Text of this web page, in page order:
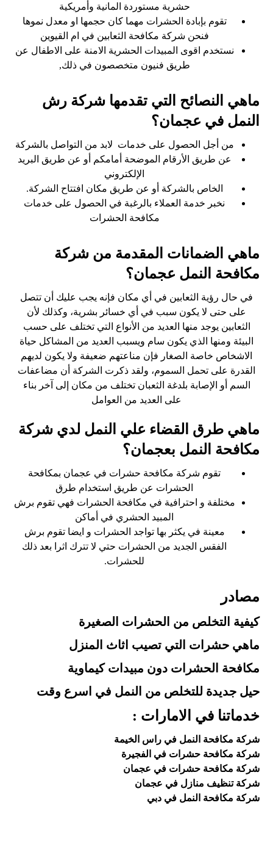
حشرية مستوردة المانية وأمريكية
تقوم بإبادة الحشرات مهما كان حجمها او معدل نموها
فنحن شركة مكافحة الثعابين في ام القيوين
نستخدم اقوى المبيدات الحشرية الامنة على الاطفال عن
طريق فنيون متخصصون في ذلك,
ماهي النصائح التي تقدمها شركة رش
النمل في عجمان؟
من أجل الحصول على خدمات لابد من التواصل بالشركة
عن طريق الأرقام الموضحة أمامكم أو عن طريق البريد
الإلكتروني
الخاص بالشركة أو عن طريق مكان افتتاح الشركة.
نخبر خدمة العملاء بالرغبة في الحصول على خدمات
مكافحة الحشرات
ماهي الضمانات المقدمة من شركة
مكافحة النمل عجمان؟
في حال رؤية الثعابين في أي مكان فإنه يجب عليك أن تتصل
على حتى لا يكون سبب في أي خسائر بشرية، وكذلك لأن
الثعابين يوجد منها العديد من الأنواع التي تختلف على حسب
البيئة ومنها الذي يكون سام ويسبب العديد من المشاكل حياة
الاشخاص خاصة الصغار فإن مناعتهم ضعيفة ولا يكون لديهم
القدرة على تحمل السموم، ولقد ذكرت الشركة أن مضاعفات
السم أو الإصابة بلدغة الثعبان تختلف من مكان إلى آخر بناء
على العديد من العوامل
ماهي طرق القضاء علي النمل لدي شركة
مكافحة النمل بعجمان؟
تقوم شركة مكافحة حشرات في عجمان بمكافحة
الحشرات عن طريق استخدام طرق
مختلفة و احترافية في مكافحة الحشرات فهي تقوم برش
المبيد الحشري في أماكن
معينة في يكثر بها تواجد الحشرات و ايضا تقوم برش
الفقس الجديد من الحشرات حتي لا تترك اثرا بعد ذلك
للحشرات.
مصادر
كيفية التخلص من الحشرات الصغيرة
ماهي حشرات التي تصيب اثاث المنزل
مكافحة الحشرات دون مبيدات كيماوية
حيل جديدة للتخلص من النمل في اسرع وقت
خدماتنا في الامارات :
شركة مكافحة النمل في راس الخيمة
شركة مكافحة حشرات في الفجيرة
شركة مكافحة حشرات في عجمان
شركة تنظيف منازل في عجمان
شركة مكافحة النمل في دبي